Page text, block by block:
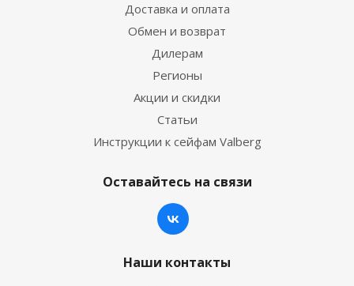
Доставка и оплата
Обмен и возврат
Дилерам
Регионы
Акции и скидки
Статьи
Инструкции к сейфам Valberg
Оставайтесь на связи
Наши контакты